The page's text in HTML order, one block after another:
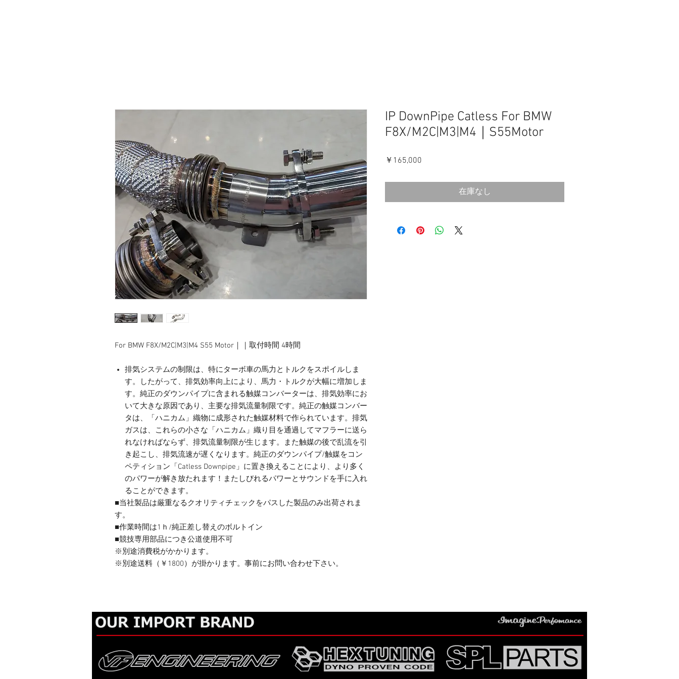
For BMW F8X/M2C|M3|M4 S55 Motor｜｜取付時間 4時間
排気システムの制限は、特にターボ車の馬力とトルクをスポイルしま
す。したがって、排気効率向上により、馬力・トルクが大幅に増加しま
す。純正のダウンパイプに含まれる触媒コンバーターは、排気効率にお
いて大きな原因であり、主要な排気流量制限です。純正の触媒コンバー
タは、「ハニカム」織物に成形された触媒材料で作られています。排気
ガスは、これらの小さな「ハニカム」織り目を通過してマフラーに送ら
れなければならず、排気流量制限が生じます。また触媒の後で乱流を引
き起こし、排気流速が遅くなります。純正のダウンパイプ/触媒をコン
ペティション「Catless Downpipe」に置き換えることにより、より多く
のパワーが解き放たれます！またしびれるパワーとサウンドを手に入れ
ることができます。
■当社製品は厳重なるクオリティチェックをパスした製品のみ出荷されま
す。
■作業時間は1ｈ/純正差し替えのボルトイン
■競技専用部品につき公道使用不可
※別途消費税がかかります。
※別途送料（￥1800）が掛かります。事前にお問い合わせ下さい。
IP DownPipe Catless For BMW
F8X/M2C|M3|M4｜S55Motor
￥165,000
在庫なし